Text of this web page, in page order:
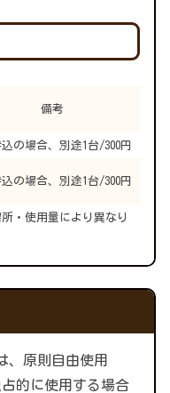
備考
の場合、別途1台/300円
の場合、別途1台/300円
・使用量により異なり
、原則自由使用
的に使用する場合